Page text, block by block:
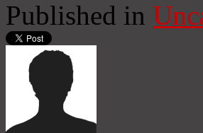
Published in